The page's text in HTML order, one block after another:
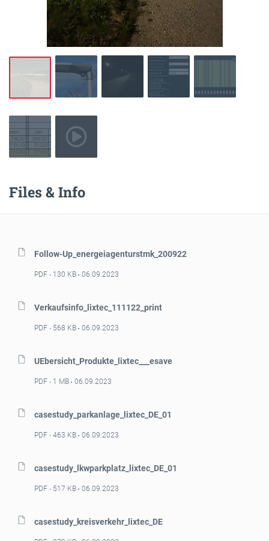
Files & Info
Follow-Up_energeiagenturstmk_200922
PDF 130 KB 06.09.2023
Verkaufsinfo_lixtec_111122_print
PDF 568 KB 06.09.2023
UEbersicht_Produkte_lixtec___esave
PDF 1 MB 06.09.2023
casestudy_parkanlage_lixtec_DE_01
PDF 463 KB 06.09.2023
casestudy_lkwparkplatz_lixtec_DE_01
PDF 517 KB 06.09.2023
casestudy_kreisverkehr_lixtec_DE